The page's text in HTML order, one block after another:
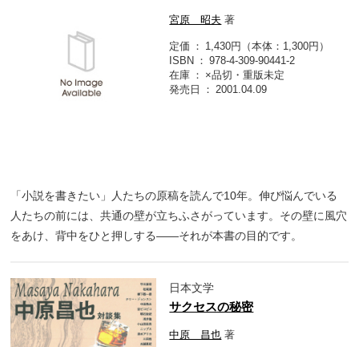
宮原 昭夫 著
定価
1,430円（本体：1,300円）
ISBN
978-4-309-90441-2
在庫
×品切・重版未定
発売日
2001.04.09
「小説を書きたい」人たちの原稿を読んで10年。伸び悩んでいる
人たちの前には、共通の壁が立ちふさがっています。その壁に風穴
をあけ、背中をひと押しする――それが本書の目的です。
日本文学
サクセスの秘密
中原 昌也 著